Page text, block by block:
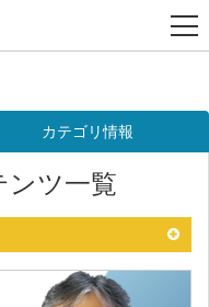
カテゴリ情報
ンツ一覧